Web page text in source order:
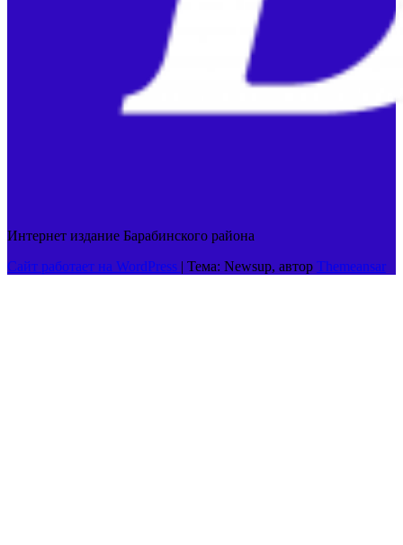
Интернет издание Барабинского района
Сайт работает на WordPress | Тема: Newsup, автор Themeansar